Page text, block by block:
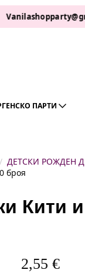
ПАРТИ
ДЕТСКИ РОЖДЕН
броя
Кити
2,55 €